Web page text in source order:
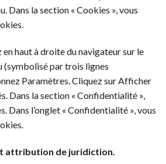
Dans la section « Cookies », vous
en haut à droite du navigateur sur le
(symbolisé par trois lignes
Paramètres. Cliquez sur Afficher
Dans la section « Confidentialité »,
Dans l’onglet « Confidentialité », vous
attribution de juridiction.